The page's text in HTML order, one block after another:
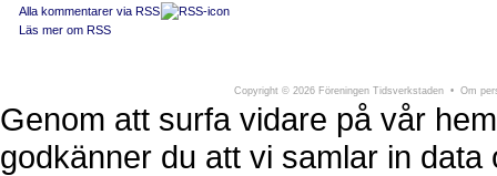
Alla kommentarer via RSS
Läs mer om RSS
Copyright © 2026 Föreningen Tidsverkstaden • Om
Genom att surfa vidare på vår
godkänner du att vi samlar in